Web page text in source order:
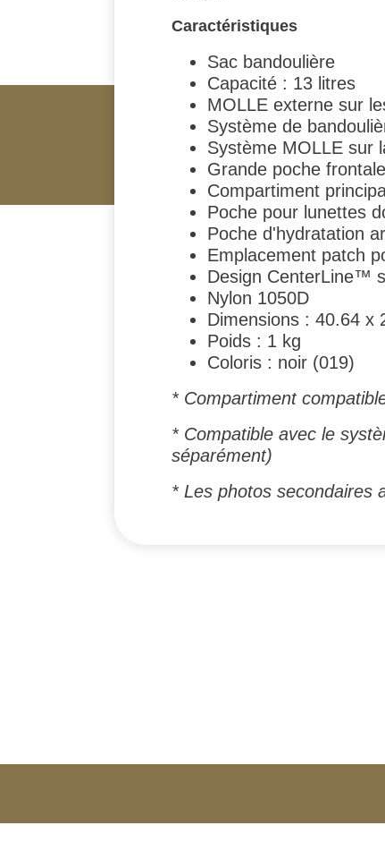
Caractéristiques
Sac bandoulière
Capacité : 13 litres
MOLLE externe sur
Système de
Système MOLLE sur
Grande poche
Compartiment
Poche pour lunettes
Poche d'hydratation
Emplacement patch
Design CenterLine™
Nylon 1050D
Dimensions : 40.64 x
Poids : 1 kg
Coloris : noir (019)
* Compartiment
* Compatible avec le
séparément)
* Les photos secondaires